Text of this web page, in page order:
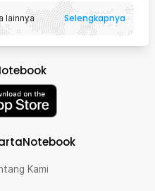
lainnya Selengkapnya
Kami